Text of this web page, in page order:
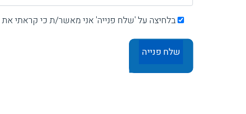
בלחיצה על 'שלח פנייה' אני מאשר/ת כי קראתי את